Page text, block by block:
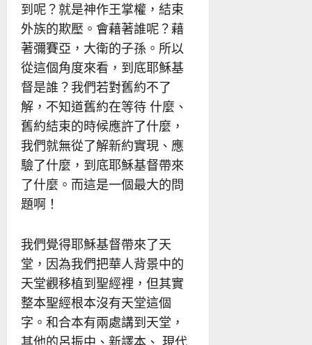
到呢？就是神作王掌權，結束
外族的欺壓。會藉著誰呢？藉
著彌賽亞，大衛的子孫。所以
從這個角度來看，到底耶穌基
督是誰？我們若對舊約不了
解，不知道舊約在等待 什麼、
舊約結束的時候應許了什麼，
我們就無從了解新約實現、應
驗了什麼，到底耶穌基督帶來
了什麼。而這是一個最大的問
題啊！
我們覺得耶穌基督帶來了天
堂，因為我們把華人背景中的
天堂觀移植到聖經裡，但其實
整本聖經根本沒有天堂這個
字。和合本有兩處講到天堂，